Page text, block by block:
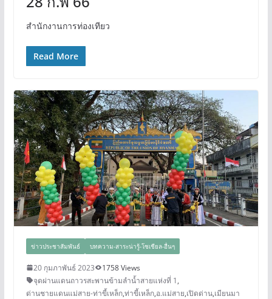
สำนักงานการท่องเทียว
Read More
ข่าวประชาสัมพันธ์ บทความ-สาระน่ารู้-โซเชียล-อื่นๆ
20 กุมภาพันธ์ 2023
1758 Views
จุดผ่านแดนถาวรสะพานข้ามลำน้ำสายแห่งที่ 1,
ด่านชายแดนแม่สาย-ท่าขี้เหล็ก,ท่าขี้เหล็ก,อ.แม่สาย,เปิดด่าน,เมียนมา